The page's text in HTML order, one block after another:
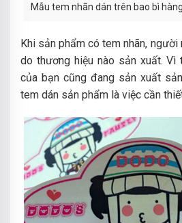
Mẫu tem nhãn dán trên bao bì
Khi sản phẩm có tem nhãn,
do thương hiệu nào sản xuất. Vì
của bạn cũng đang sản xuất
tem dán sản phẩm là việc cần